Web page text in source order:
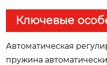
Ключевые
Автоматическая
пружина